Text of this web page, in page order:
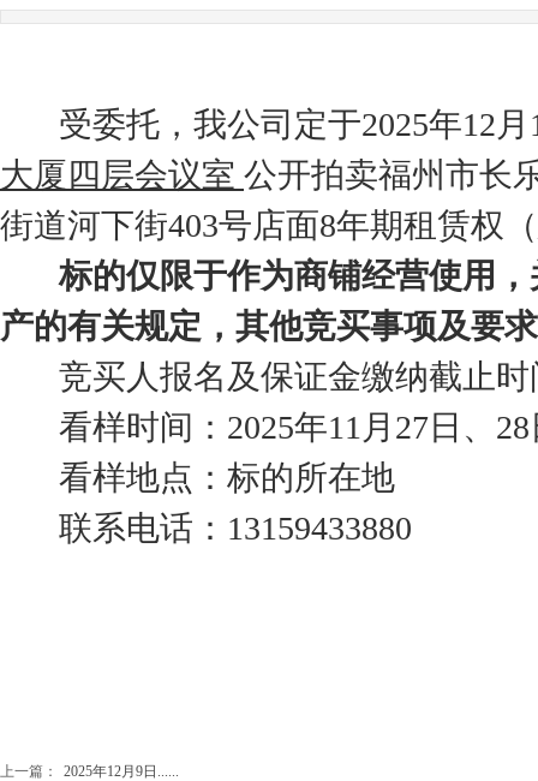
受委托，我公司定于2025年12月
大厦四层会议室 公开拍卖福州市长
街道河下街403号店面8年期租赁权
标的仅限于作为商铺经营使用，
产的有关规定，其他竞买事项及要
竞买人报名及保证金缴纳截止时
看样时间：2025年11月27日、28
看样地点：标的所在地
联系电话：13159433880
上一篇：
2025年12月9日......